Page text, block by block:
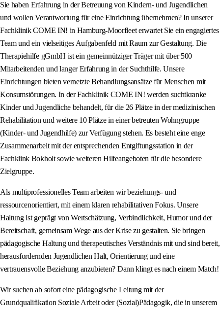
Sie haben Erfahrung in der Betreuung von Kindern- und Jugendlichen
und wollen Verantwortung für eine Einrichtung übernehmen? In unserer
Fachklinik COME IN! in Hamburg-Moorfleet erwartet Sie ein engagiertes
Team und ein vielseitiges Aufgabenfeld mit Raum zur Gestaltung. Die
Therapiehilfe gGmbH ist ein gemeinnütziger Träger mit über 500
Mitarbeitenden und langer Erfahrung in der Suchthilfe. Unsere
Einrichtungen bieten vernetzte Behandlungsansätze für Menschen mit
Konsumstörungen. In der Fachklinik COME IN! werden suchtkranke
Kinder und Jugendliche behandelt, für die 26 Plätze in der medizinischen
Rehabilitation und weitere 10 Plätze in einer betreuten Wohngruppe
(Kinder- und Jugendhilfe) zur Verfügung stehen. Es besteht eine enge
Zusammenarbeit mit der entsprechenden Entgiftungsstation in der
Fachklink Bokholt sowie weiteren Hilfeangeboten für die besondere
Zielgruppe.
Als multiprofessionelles Team arbeiten wir beziehungs- und
ressourcenorientiert, mit einem klaren rehabilitativen Fokus. Unsere
Haltung ist geprägt von Wertschätzung, Verbindlichkeit, Humor und der
Bereitschaft, gemeinsam Wege aus der Krise zu gestalten. Sie bringen
pädagogische Haltung und therapeutisches Verständnis mit und sind bereit,
herausfordernden Jugendlichen Halt, Orientierung und eine
vertrauensvolle Beziehung anzubieten? Dann klingt es nach einem Match!
Wir suchen ab sofort eine pädagogische Leitung mit der
Grundqualifikation Soziale Arbeit oder (Sozial)Pädagogik, die in unserem